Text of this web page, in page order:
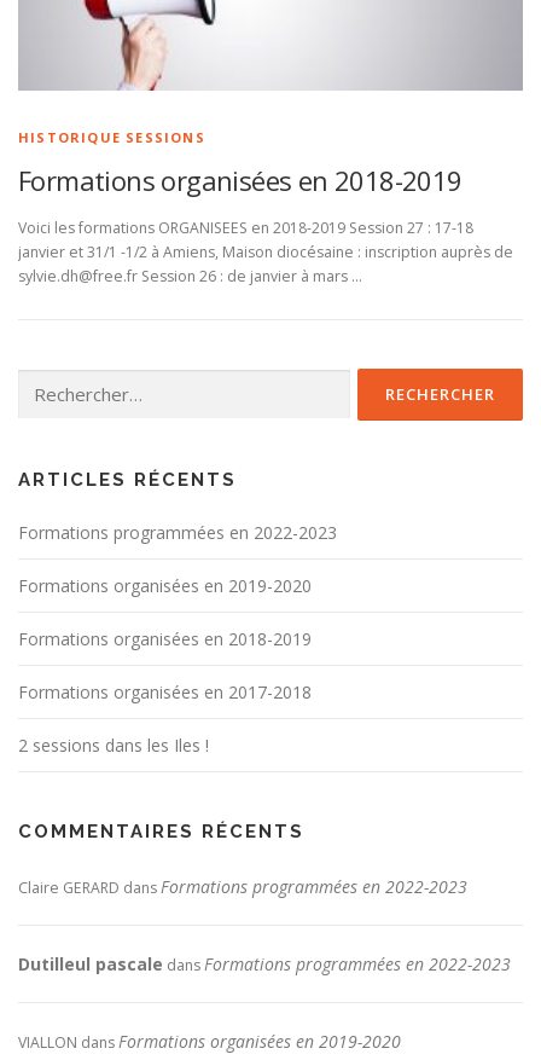
HISTORIQUE SESSIONS
Formations organisées en 2018-2019
Voici les formations ORGANISEES en 2018-2019 Session 27 : 17-18
janvier et 31/1 -1/2 à Amiens, Maison diocésaine : inscription auprès de
sylvie.dh@free.fr Session 26 : de janvier à mars …
ARTICLES RÉCENTS
Formations programmées en 2022-2023
Formations organisées en 2019-2020
Formations organisées en 2018-2019
Formations organisées en 2017-2018
2 sessions dans les Iles !
COMMENTAIRES RÉCENTS
Claire GERARD dansFormations programmées en 2022-2023
Dutilleul pascale dansFormations programmées en 2022-2023
VIALLON dansFormations organisées en 2019-2020